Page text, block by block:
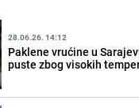
28.06.26. 14:12
Paklene vrućine u
puste zbog visokih